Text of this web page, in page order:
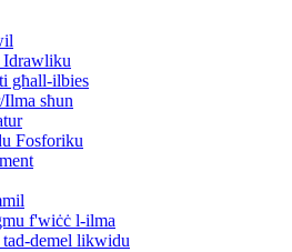
Idrawliku
għall-ilbies
sħun
Fosforiku
f'wiċċ l-ilma
demel likwidu